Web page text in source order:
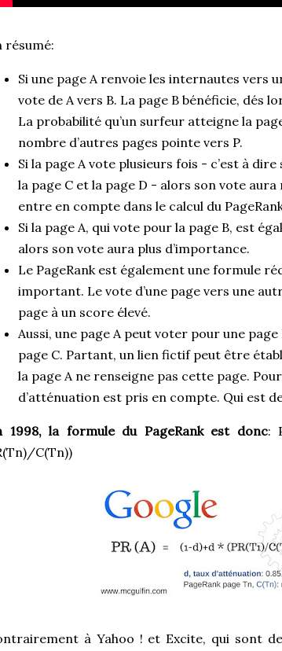
résumé:
Si une page A renvoie les internautes vers
vote de A vers B. La page B bénéficie, dés
La probabilité qu’un surfeur atteigne la
nombre d’autres pages pointe vers P.
Si la page A vote plusieurs fois - c’est à
la page C et la page D - alors son vote
entre en compte dans le calcul du
Si la page A, qui vote pour la page B, est
alors son vote aura plus d’importance.
Le PageRank est également une formule
important. Le vote d’une page vers une
page à un score élevé.
Aussi, une page A peut voter pour une
page C. Partant, un lien fictif peut être
la page A ne renseigne pas cette page.
d’atténuation est pris en compte. Qui est
1998, la formule du PageRank est donc:
C(Tn))
à Yahoo ! et Excite, qui sont